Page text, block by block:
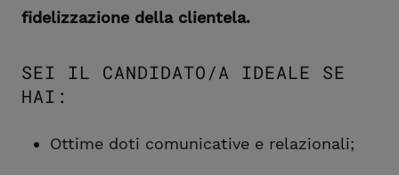
fidelizzazione della clientela.
SEI IL CANDIDATO/A IDEALE SE
HAI:
Ottime doti comunicative e relazionali;